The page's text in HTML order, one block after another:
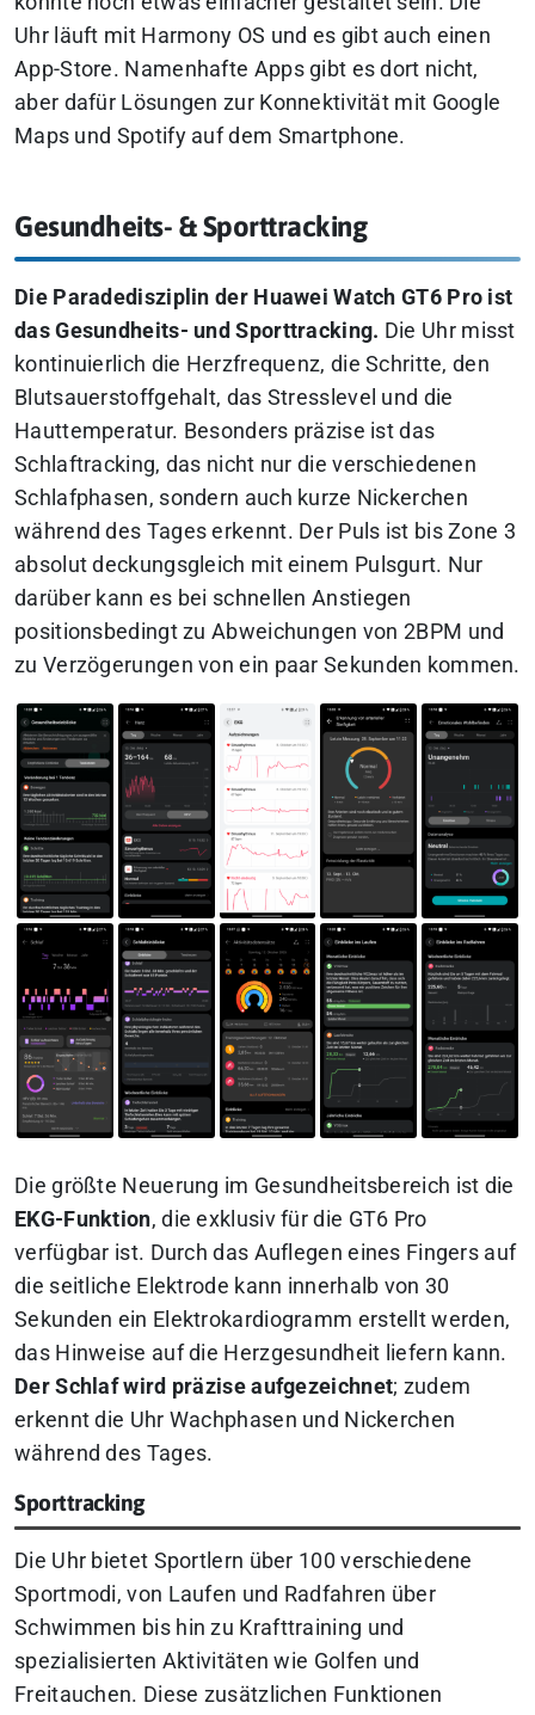
Uhr läuft mit Harmony OS und es gibt auch einen
App-Store. Namenhafte Apps gibt es dort nicht,
aber dafür Lösungen zur Konnektivität mit Google
Maps und Spotify auf dem Smartphone.
Gesundheits- & Sporttracking
Die Paradedisziplin der Huawei Watch GT6 Pro ist
das Gesundheits- und Sporttracking. Die Uhr misst
kontinuierlich die Herzfrequenz, die Schritte, den
Blutsauerstoffgehalt, das Stresslevel und die
Hauttemperatur. Besonders präzise ist das
Schlaftracking, das nicht nur die verschiedenen
Schlafphasen, sondern auch kurze Nickerchen
während des Tages erkennt. Der Puls ist bis Zone 3
absolut deckungsgleich mit einem Pulsgurt. Nur
darüber kann es bei schnellen Anstiegen
positionsbedingt zu Abweichungen von 2BPM und
zu Verzögerungen von ein paar Sekunden kommen.
Die größte Neuerung im Gesundheitsbereich ist die
EKG-Funktion, die exklusiv für die GT6 Pro
verfügbar ist. Durch das Auflegen eines Fingers auf
die seitliche Elektrode kann innerhalb von 30
Sekunden ein Elektrokardiogramm erstellt werden,
das Hinweise auf die Herzgesundheit liefern kann.
Der Schlaf wird präzise aufgezeichnet; zudem
erkennt die Uhr Wachphasen und Nickerchen
während des Tages.
Sporttracking
Die Uhr bietet Sportlern über 100 verschiedene
Sportmodi, von Laufen und Radfahren über
Schwimmen bis hin zu Krafttraining und
spezialisierten Aktivitäten wie Golfen und
Freitauchen. Diese zusätzlichen Funktionen